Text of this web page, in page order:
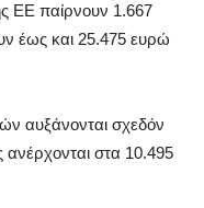
ΕΕ παίρνουν 1.667
έως και 25.475 ευρώ
αυξάνονται σχεδόν
ανέρχονται στα 10.495